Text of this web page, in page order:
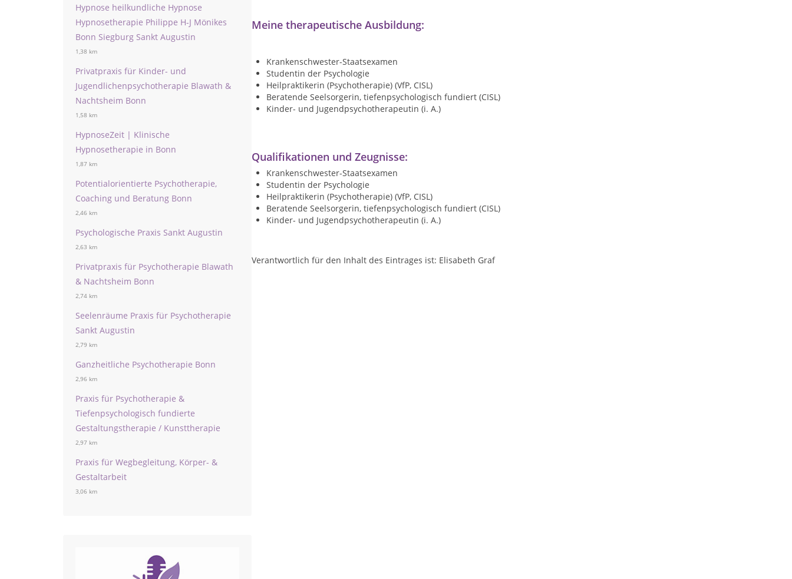
Hypnose heilkundliche Hypnose
Hypnosetherapie Philippe H-J Mönikes
Bonn Siegburg Sankt Augustin
1,38 km
Privatpraxis für Kinder- und
Jugendlichenpsychotherapie Blawath &
Nachtsheim Bonn
1,58 km
HypnoseZeit | Klinische
Hypnosetherapie in Bonn
1,87 km
Potentialorientierte Psychotherapie,
Coaching und Beratung Bonn
2,46 km
Psychologische Praxis Sankt Augustin
2,63 km
Privatpraxis für Psychotherapie Blawath
& Nachtsheim Bonn
2,74 km
Seelenräume Praxis für Psychotherapie
Sankt Augustin
2,79 km
Ganzheitliche Psychotherapie Bonn
2,96 km
Praxis für Psychotherapie &
Tiefenpsychologisch fundierte
Gestaltungstherapie / Kunsttherapie
2,97 km
Praxis für Wegbegleitung, Körper- &
Gestaltarbeit
3,06 km
Meine therapeutische Ausbildung:
Krankenschwester-Staatsexamen
Studentin der Psychologie
Heilpraktikerin (Psychotherapie) (VfP, CISL)
Beratende Seelsorgerin, tiefenpsychologisch fundiert (CISL)
Kinder- und Jugendpsychotherapeutin (i. A.)
Qualifikationen und Zeugnisse:
Krankenschwester-Staatsexamen
Studentin der Psychologie
Heilpraktikerin (Psychotherapie) (VfP, CISL)
Beratende Seelsorgerin, tiefenpsychologisch fundiert (CISL)
Kinder- und Jugendpsychotherapeutin (i. A.)
Verantwortlich für den Inhalt des Eintrages ist: Elisabeth Graf